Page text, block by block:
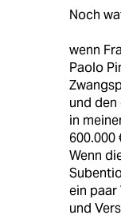
Noch
wenn
Paolo
und
in
600.000
Wenn
ein
und